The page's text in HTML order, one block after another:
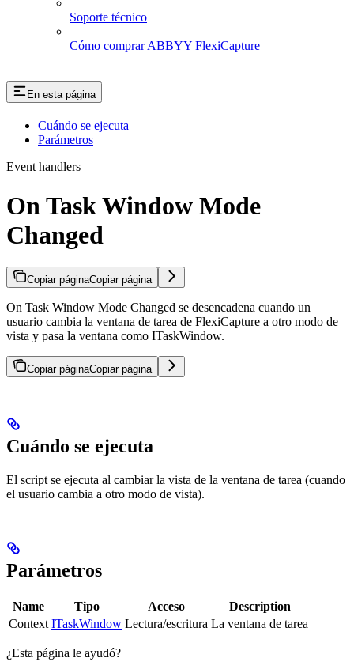
Soporte técnico
Cómo comprar ABBYY FlexiCapture
En esta página
Cuándo se ejecuta
Parámetros
Event handlers
On Task Window Mode
Changed
Copiar páginaCopiar página
On Task Window Mode Changed se desencadena cuando un
usuario cambia la ventana de tarea de FlexiCapture a otro modo de
vista y pasa la ventana como ITaskWindow.
Copiar páginaCopiar página
Cuándo se ejecuta
El script se ejecuta al cambiar la vista de la ventana de tarea (cuando
el usuario cambia a otro modo de vista).
Parámetros
Name Tipo Acceso
Description
Context ITaskWindow Lectura/escritura La ventana de tarea
¿Esta página le ayudó?